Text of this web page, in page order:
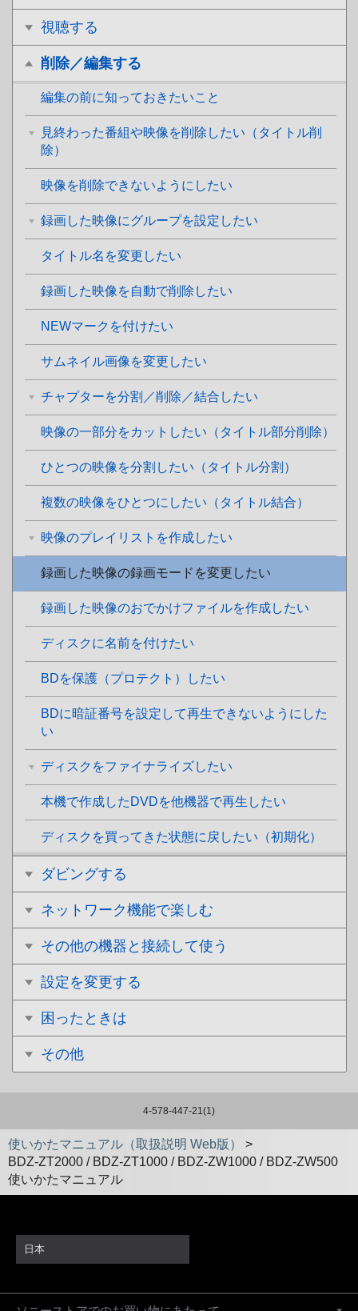
視聴する
削除／編集する
編集の前に知っておきたいこと
見終わった番組や映像を削除したい（タイトル削
除）
映像を削除できないようにしたい
録画した映像にグループを設定したい
タイトル名を変更したい
録画した映像を自動で削除したい
NEWマークを付けたい
サムネイル画像を変更したい
チャプターを分割／削除／結合したい
映像の一部分をカットしたい（タイトル部分削除）
ひとつの映像を分割したい（タイトル分割）
複数の映像をひとつにしたい（タイトル結合）
映像のプレイリストを作成したい
録画した映像の録画モードを変更したい
録画した映像のおでかけファイルを作成したい
ディスクに名前を付けたい
BDを保護（プロテクト）したい
BDに暗証番号を設定して再生できないようにした
い
ディスクをファイナライズしたい
本機で作成したDVDを他機器で再生したい
ディスクを買ってきた状態に戻したい（初期化）
ダビングする
ネットワーク機能で楽しむ
その他の機器と接続して使う
設定を変更する
困ったときは
その他
4-578-447-21(1)
使いかたマニュアル（取扱説明 Web版）
>
BDZ-ZT2000 / BDZ-ZT1000 / BDZ-ZW1000 / BDZ-ZW500
使いかたマニュアル
日本